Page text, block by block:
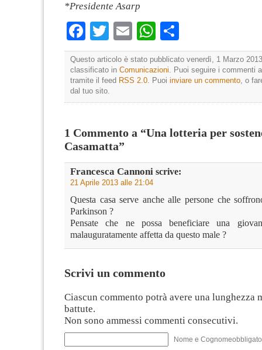
*Presidente Asarp
Facebook
TwitterEmailWhatsApp
Questo articolo è stato pubblicato venerdì, 1 Marzo
classificato in Comunicazioni. Puoi seguire i commenti
tramite il feed RSS 2.0. Puoi inviare un commento, o
dal tuo sito.
1 Commento a “Una lotteria per
Casamatta”
Francesca Cannoni scrive:
21 Aprile 2013 alle 21:04
Questa casa serve anche alle persone che
Parkinson ?
Pensate che ne possa beneficiare una
malauguratamente affetta da questo male ?
Scrivi un commento
Ciascun commento potrà avere una lunghezza
battute.
Non sono ammessi commenti consecutivi.
Nome e